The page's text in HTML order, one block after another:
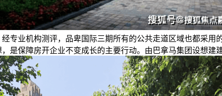
专业机构测评，品卑国际三期所有的公共走道区域也都采用
是保障房开企业不变成长的主要行动。由巴拿马集团设想建